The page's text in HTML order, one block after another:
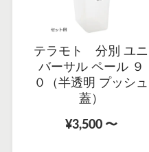
テラモト 分別 ユニ
バーサル ペール ９
０（半透明 プッシュ
蓋）
¥3,500 〜